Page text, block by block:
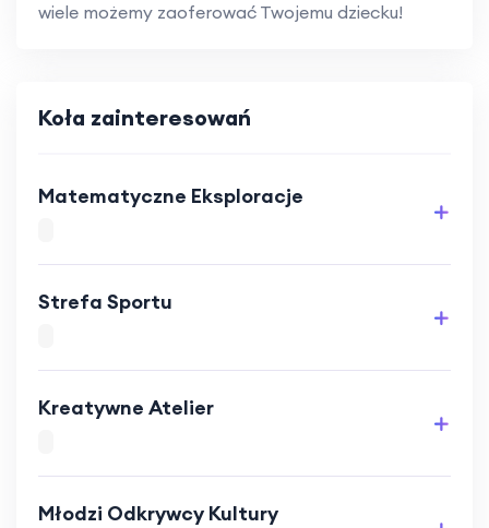
wiele możemy zaoferować Twojemu dziecku!
Koła zainteresowań
Matematyczne Eksploracje
Strefa Sportu
Kreatywne Atelier
Młodzi Odkrywcy Kultury